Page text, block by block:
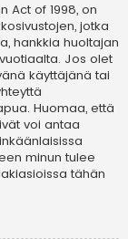
Act of 1998, on
jotka
hankkia huoltajan
Jos olet
käyttäjänä tai
Huomaa, että
voi antaa
minun tulee
tähän